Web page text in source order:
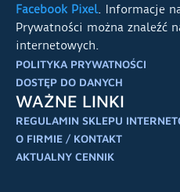
Facebook Pixel. Informacje
Prywatności można znaleźć
internetowych.
POLITYKA PRYWATNOŚCI
DOSTĘP DO DANYCH
WAŻNE LINKI
REGULAMIN SKLEPU
O FIRMIE / KONTAKT
AKTUALNY CENNIK